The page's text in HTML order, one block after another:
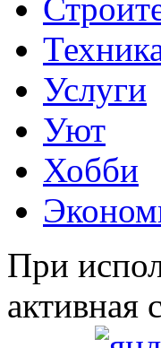
Услуги
Уют
Хобби
При
активная